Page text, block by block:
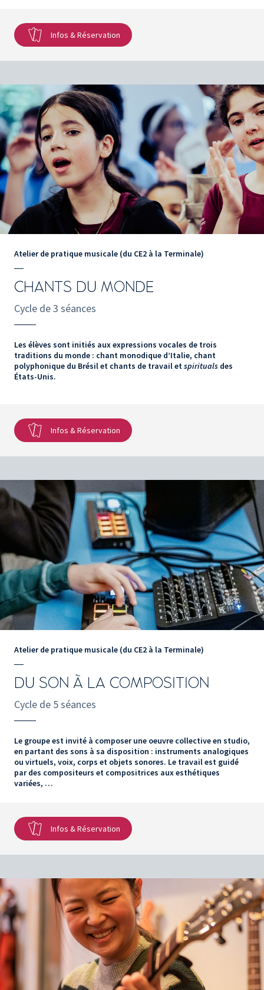
Infos & Réservation
Atelier de pratique musicale (du CE2 à la Terminale)
CHANTS DU MONDE
Cycle de 3 séances
Les élèves sont initiés aux expressions vocales de trois
traditions du monde : chant monodique d’Italie, chant
polyphonique du Brésil et chants de travail etspirituals des
États-Unis.
Infos & Réservation
Atelier de pratique musicale (du CE2 à la Terminale)
DU SON À LA COMPOSITION
Cycle de 5 séances
Le groupe est invité à composer une oeuvre collective en studio,
en partant des sons à sa disposition : instruments analogiques
ou virtuels, voix, corps et objets sonores. Le travail est guidé
par des compositeurs et compositrices aux esthétiques
variées, …
Infos & Réservation